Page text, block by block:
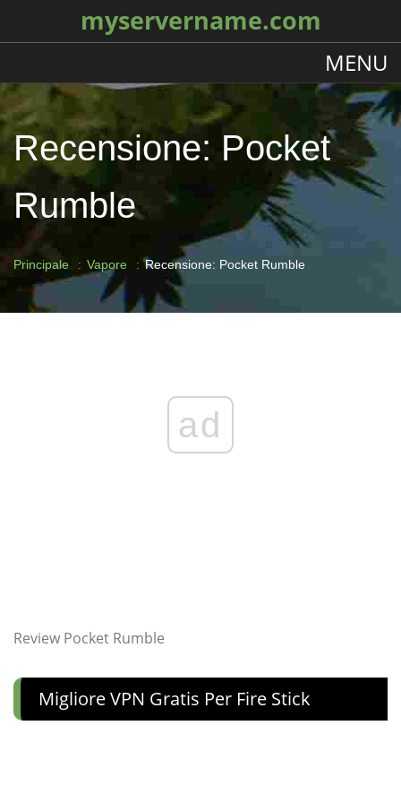
myservername.com
MENU
Recensione: Pocket
Rumble
Principale Vapore Recensione: Pocket Rumble
ad
Review Pocket Rumble
Migliore VPN Gratis Per Fire Stick